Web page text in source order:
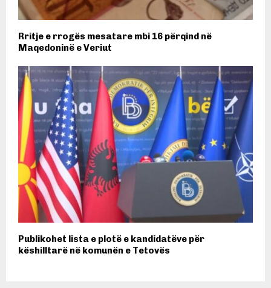
Rritje e rrogës mesatare mbi 16 përqind në
Maqedoninë e Veriut
Publikohet lista e plotë e kandidatëve për
këshilltarë në komunën e Tetovës